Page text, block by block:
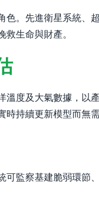
。先進衛星系統
生命與財產。
度及大氣數據，
持續更新模型而無需
監察基建脆弱環